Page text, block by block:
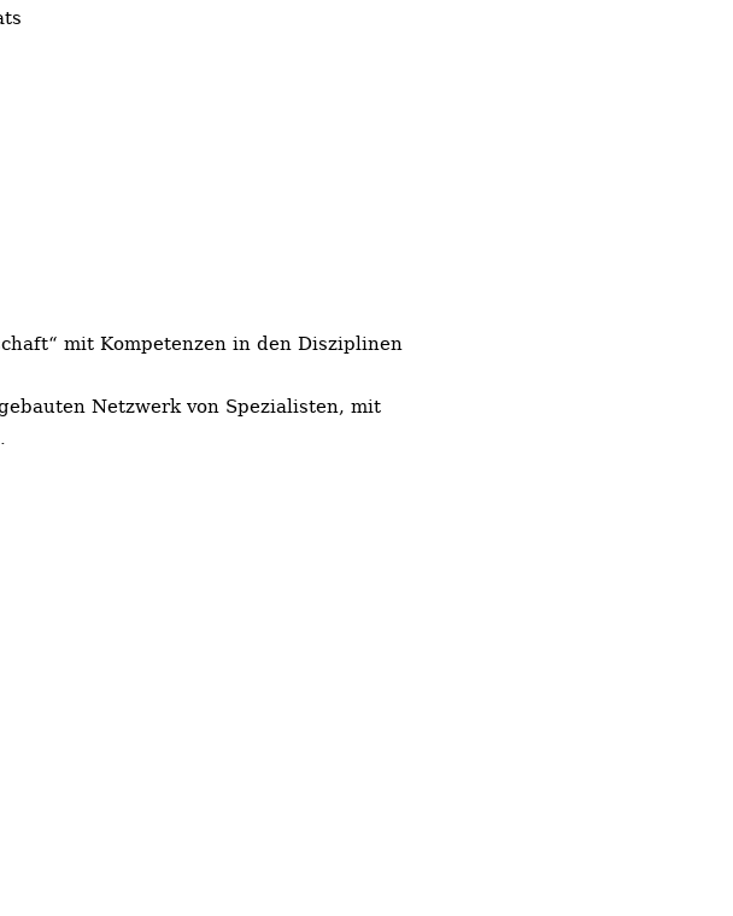
mit Kompetenzen in den Disziplinen
Netzwerk von Spezialisten, mit